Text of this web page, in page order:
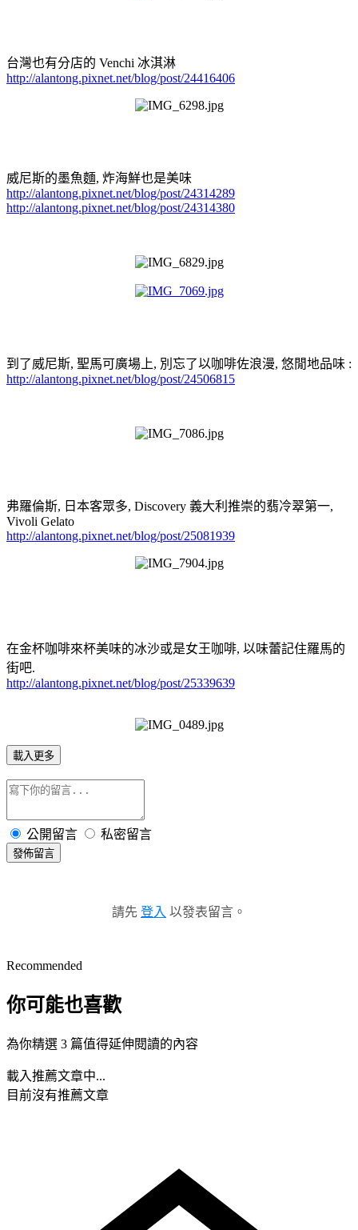
台灣也有分店的 Venchi 冰淇淋
http://alantong.pixnet.net/blog/post/24416406
威尼斯的墨魚麵, 炸海鮮也是美味
http://alantong.pixnet.net/blog/post/24314289
http://alantong.pixnet.net/blog/post/24314380
到了威尼斯, 聖馬可廣場上, 別忘了以咖啡佐浪漫, 悠閒地品味 :
http://alantong.pixnet.net/blog/post/24506815
弗羅倫斯, 日本客眾多, Discovery 義大利推崇的翡冷翠第一,
Vivoli Gelato
http://alantong.pixnet.net/blog/post/25081939
在金杯咖啡來杯美味的冰沙或是女王咖啡, 以味蕾記住羅馬的
街吧.
http://alantong.pixnet.net/blog/post/25339639
載入更多
公開留言 私密留言
發佈留言
請先 登入 以發表留言。
Recommended
你可能也喜歡
為你精選 3 篇值得延伸閱讀的內容
載入推薦文章中...
目前沒有推薦文章